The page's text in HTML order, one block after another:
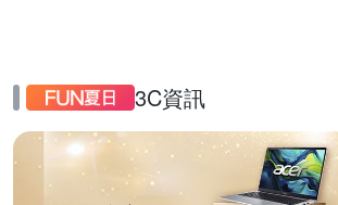
3C資訊